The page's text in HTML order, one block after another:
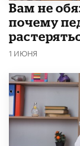
​Вам не
почему
1 ИЮНЯ